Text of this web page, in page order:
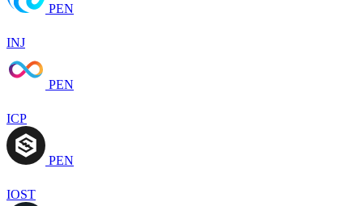
PEN
INJ
PEN
ICP
PEN
IOST